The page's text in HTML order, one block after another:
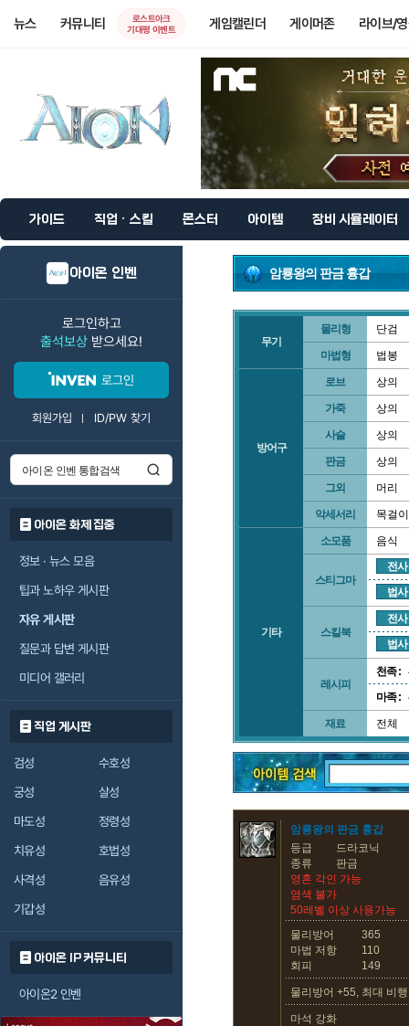
뉴스 커뮤니티
로스트아크
기대평 이벤트
게임캘린더 게이머존 라이브/
가이드 직업 · 스킬 몬스터 아이템 장비 시뮬레이터
아이온 인벤
로그인하고
출석보상 받으세요!
로그인
회원가입 ID/PW 찾기
아이온 화제 집중
정보 · 뉴스 모음
팁과 노하우 게시판
자유 게시판
질문과 답변 게시판
미디어 갤러리
직업 게시판
검성
수호성
궁성
살성
마도성
정령성
치유성
호법성
사격성
음유성
기갑성
아이온 IP 커뮤니티
아이온2 인벤
암룡왕의 판금 흉갑
무기
물리형 단검
마법형 법봉
방어구
로브 상의
가죽 상의
사슬 상의
판금 상의
그외 머리
악세서리 목걸이
기타
소모품 음식
스티그마
전사
법사
스킬북
전사
법사
레시피
천족 :
마족 :
재료 전체
암룡왕의 판금 흉갑
등급
드라코닉
종류
판금
영혼 각인 가능
염색 불가
50레벨 이상 사용가능
물리방어
365
마법 저항
110
회피
149
물리방어 +55, 최대 비
마석 강화